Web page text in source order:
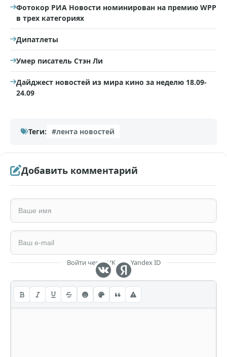
Фотокор РИА Новости номинирован на премию WPP
в трех категориях
Дипатлеты
Умер писатель Стэн Ли
Дайджест новостей из мира кино за неделю 18.09-
24.09
Теги: #лента новостей
Добавить комментарий
Войти через VK или Yandex ID